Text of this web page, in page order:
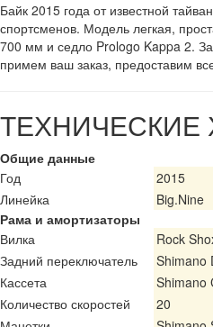
Байк 2015 года от известной
спортсменов. Модель легкая,
700 мм и седло Prologo Kappa 2.
примем ваш заказ, предоставим
ТЕХНИЧЕСКИЕ
Общие данные
Год
2015
Линейка
Big.Nine
Рама и амортизаторы
Вилка
Rock
Задний переключатель
Shimano
Кассета
Shimano
Количество скоростей
20